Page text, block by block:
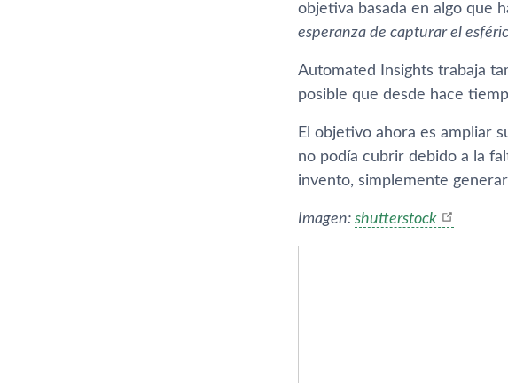
objetiva basada en algo que
esperanza de capturar el
Automated Insights trabaja
posible que desde hace
El objetivo ahora es ampliar
no podí­a cubrir debido a la
invento, simplemente
Imagen: shutterstock